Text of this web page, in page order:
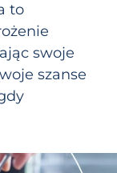
to
swoje
szanse